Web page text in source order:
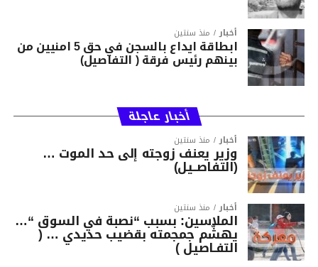
أخبار منذ سنتين
ابطاقة ايداع بالسجن في حق 5 امنيين من
بينهم رئيس فرقة ( التفاصيل)
أخبار عاجلة
أخبار منذ سنتين
وزير يعنف زوجته إلى حد الموت …
(التفاصــيل)
أخبار منذ سنتين
الملاسين: بسبب “نصبة في السوق “…
يهشّم جمجمته بقضيب حديدي … (
التفـاصيل )